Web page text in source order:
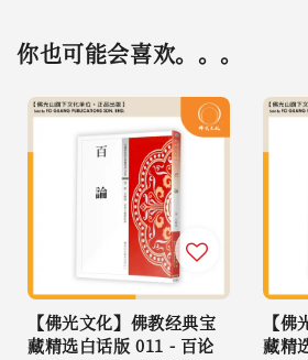
你也可能会喜欢。。。
【佛光文化】佛教经典宝
藏精选白话版 011 - 百论
【
藏精